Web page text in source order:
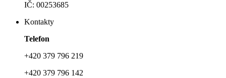
IČ: 00253685
Kontakty
Telefon
+420 379 796 219
+420 379 796 142